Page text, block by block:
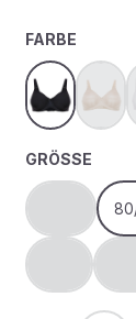
FARBE
magic blue
sand
GRÖSSE
(Diese
(Diese